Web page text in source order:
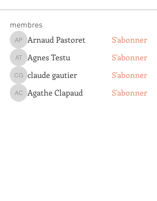
membres
Arnaud Pastoret
Arnaud Pastoret S'abonner
Agnes Testu
Agnes Testu S'abonner
claude gautier
claude gautier S'abonner
Agathe Clapaud
Agathe Clapaud S'abonner